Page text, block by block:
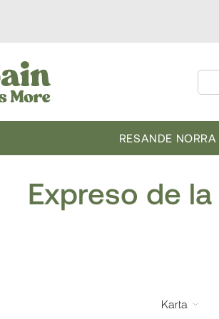
RESANDE
Expreso de
Karta